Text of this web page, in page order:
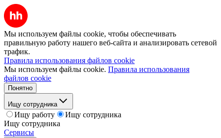
Мы используем файлы cookie, чтобы обеспечивать
правильную работу нашего веб-сайта и анализировать сетевой
трафик.
Правила использования файлов cookie
Мы используем файлы cookie. Правила использования
файлов cookie
Понятно
Ищу сотрудника
Ищу работу
Ищу сотрудника
Ищу сотрудника
Сервисы